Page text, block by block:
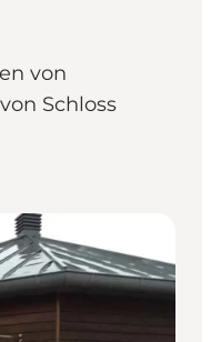
von
Schloss